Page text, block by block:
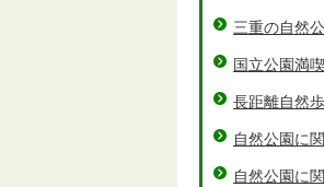
三重の自然
国立公園満
長距離自然
自然公園に
自然公園に